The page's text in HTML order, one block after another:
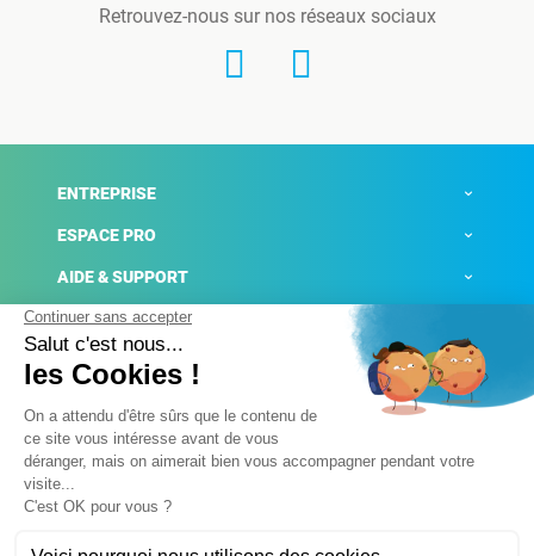
Retrouvez-nous sur nos réseaux sociaux
ENTREPRISE
ESPACE PRO
AIDE & SUPPORT
ACTUALITÉS
Mentions légales